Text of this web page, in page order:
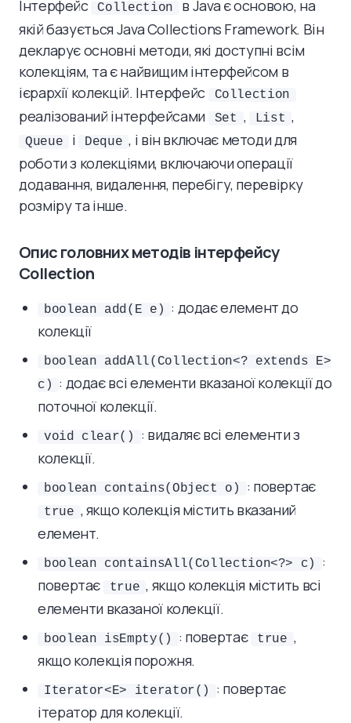
Інтерфейс Collection
в Java є основою, на
якій базується Java Collections Framework. Він
декларує основні методи, які доступні всім
колекціям, та є найвищим інтерфейсом в
ієрархії колекцій. Інтерфейс
Collection
реалізований інтерфейсами Set , List ,
Queue і Deque , і він включає методи для
роботи з колекціями, включаючи операції
додавання, видалення, перебігу, перевірку
розміру та інше.
Опис головних методів інтерфейсу
Collection
boolean add(E e)
: додає елемент до
колекції
boolean addAll(Collection<? extends E>
c)
: додає всі елементи вказаної колекції до
поточної колекції.
void clear()
: видаляє всі елементи з
колекції.
boolean contains(Object o) : повертає
true , якщо колекція містить вказаний
елемент.
boolean containsAll(Collection<?> c)
:
повертає
true , якщо колекція містить всі
елементи вказаної колекції.
boolean isEmpty() : повертає true ,
якщо колекція порожня.
Iterator<E> iterator()
: повертає
ітератор для колекції.